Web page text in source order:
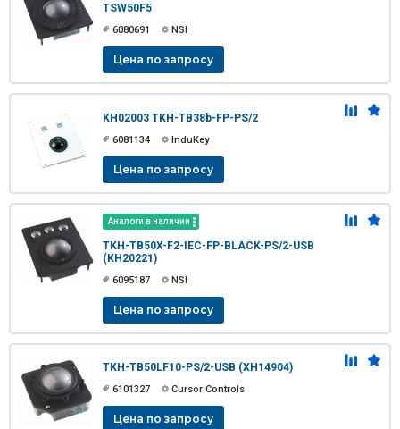
TSW50F5
6080691 NSI
Цена по запросу
KH02003 TKH-TB38b-FP-PS/2
6081134 InduKey
Цена по запросу
Аналоги в наличии
TKH-TB50X-F2-IEC-FP-BLACK-PS/2-USB
(KH20221)
6095187 NSI
Цена по запросу
TKH-TB50LF10-PS/2-USB (XH14904)
6101327 Cursor Controls
Цена по запросу